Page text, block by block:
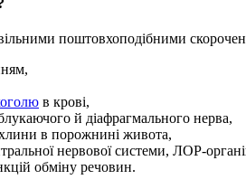
поштовхоподібними
в крові,
й діафрагмального нерва,
в порожнині живота,
нервової системи, ЛОР-
обміну речовин.